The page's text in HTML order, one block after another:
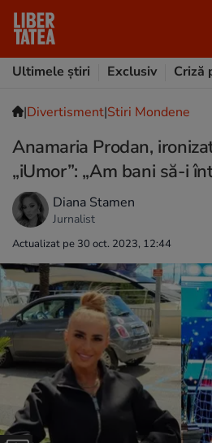
Ultimele știri
Exclusiv Criză
|Divertisment|Stiri Mondene
Anamaria Prodan,
„iUmor”: „Am bani să-i
Diana Stamen
Jurnalist
Actualizat pe 30 oct. 2023, 12:44